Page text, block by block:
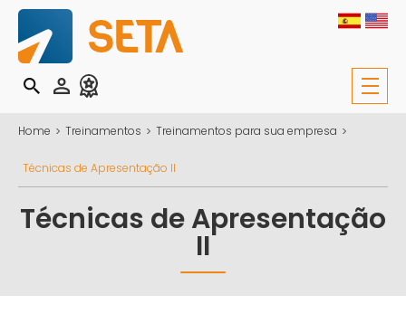
Home Treinamentos Treinamentos para sua empresa
Técnicas de Apresentação II
Técnicas de Apresentação
II